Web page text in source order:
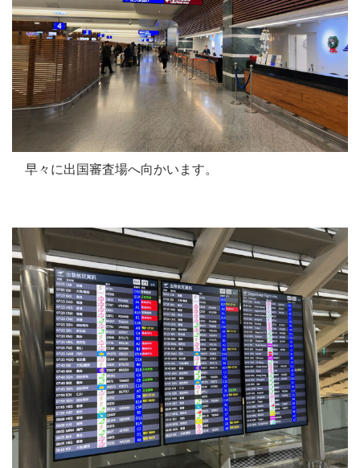
早々に出国審査場へ向かいます。